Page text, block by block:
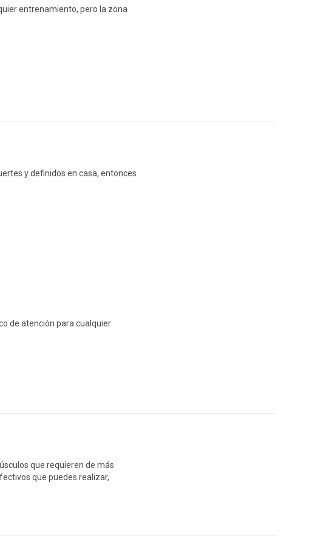
entrenamiento, pero la zona
y definidos en casa, entonces
de atención para cualquier
que requieren de más
que puedes realizar,